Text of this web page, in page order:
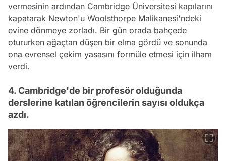
vermesinin ardından Cambridge Üniversitesi kapılarını
kapatarak Newton'u Woolsthorpe Malikanesi'ndeki
evine dönmeye zorladı. Bir gün orada bahçede
otururken ağaçtan düşen bir elma gördü ve sonunda
ona evrensel çekim yasasını formüle etmesi için ilham
verdi.
4. Cambridge'de bir profesör olduğunda
derslerine katılan öğrencilerin sayısı oldukça
azdı.